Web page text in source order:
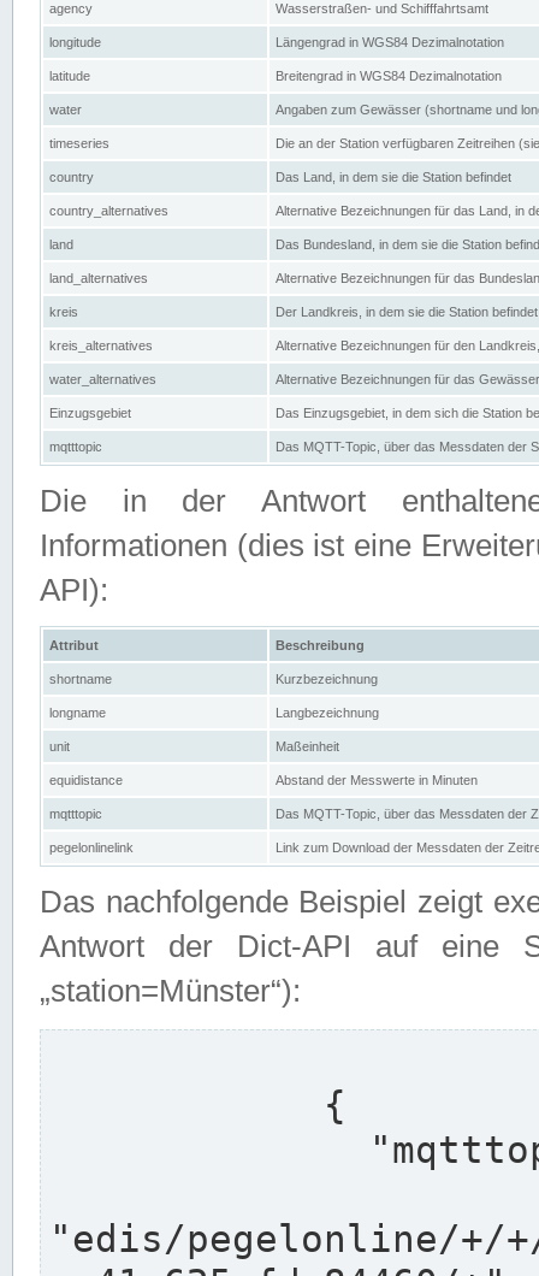
agency Wasserstraßen- und Schifffahrtsamt
longitude Längengrad in WGS84 Dezimalnotation
latitude Breitengrad in WGS84 Dezimalnotation
water Angaben zum Gewässer (shortname und
timeseries Die an der Station verfügbaren Zeitreihen
country Das Land, in dem sie die Station befindet
country_alternatives Alternative Bezeichnungen für das Land, in
land Das Bundesland, in dem sie die Station
land_alternatives Alternative Bezeichnungen für das
kreis Der Landkreis, in dem sie die Station befindet
kreis_alternatives Alternative Bezeichnungen für den
water_alternatives Alternative Bezeichnungen für das
Einzugsgebiet Das Einzugsgebiet, in dem sich die Station
mqtttopic Das MQTT-Topic, über das Messdaten der
Die in der Antwort
Informationen (dies ist eine
API):
Attribut Beschreibung
shortname Kurzbezeichnung
longname Langbezeichnung
unit Maßeinheit
equidistance Abstand der Messwerte in Minuten
mqtttopic Das MQTT-Topic, über das Messdaten der
pegelonlinelink Link zum Download der Messdaten der
Das nachfolgende Beispiel zeigt
Antwort der Dict-API auf eine
„station=Münster“):
"edis/pegelonline/+/